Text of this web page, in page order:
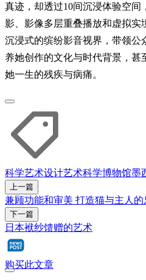
真迹，却透过10间沉浸体验空间
影、影像多层重叠播放和虚拟实
沉浸式的缤纷影音视界，带领公
养她创作的文化与时代背景，甚
她一生的残疾与病痛。
科学艺术设计艺术科学博物馆墨
上一篇
兼顾功能和审美 打造猫与主人的
下一篇
日本袱纱馈赠的艺术
购买此文章